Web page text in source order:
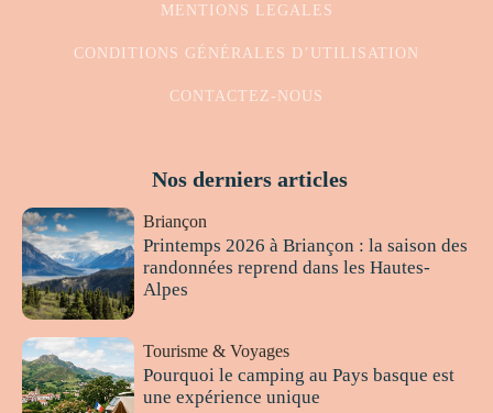
MENTIONS LEGALES
CONDITIONS GÉNÉRALES D’UTILISATION
CONTACTEZ-NOUS
Nos derniers articles
Briançon
Printemps 2026 à Briançon : la saison des
randonnées reprend dans les Hautes-
Alpes
Tourisme & Voyages
Pourquoi le camping au Pays basque est
une expérience unique